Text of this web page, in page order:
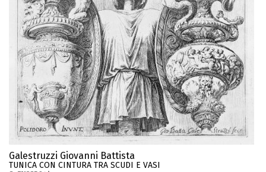
Galestruzzi Giovanni Battista
TUNICA CON CINTURA TRA SCUDI E VASI